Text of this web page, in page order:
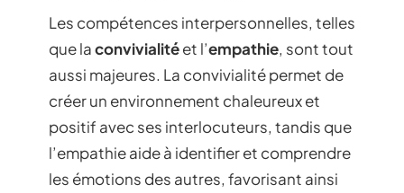
Les compétences interpersonnelles, telles
que laconvivialitéet l’empathie, sont tout
aussi majeures. La convivialité permet de
créer un environnement chaleureux et
positif avec ses interlocuteurs, tandis que
l’empathie aide à identifier et comprendre
les émotions des autres, favorisant ainsi